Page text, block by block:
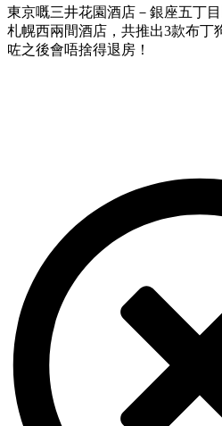
東京嘅三井花園酒店－銀座五丁
札幌西兩間酒店，共推出3款布丁
咗之後會唔捨得退房！